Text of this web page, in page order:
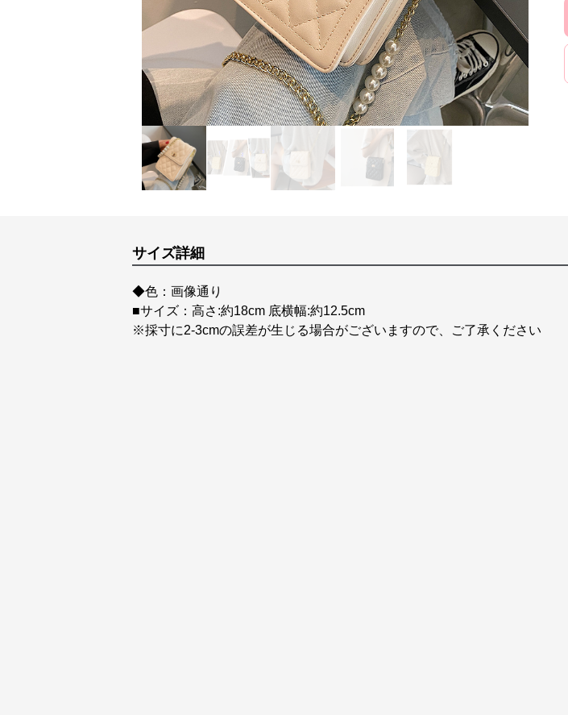
サイズ詳細
◆色：画像通り
■サイズ：高さ:約18cm 底横幅:約12.5cm
※採寸に2-3cmの誤差が生じる場合がございますので、ご了承ください